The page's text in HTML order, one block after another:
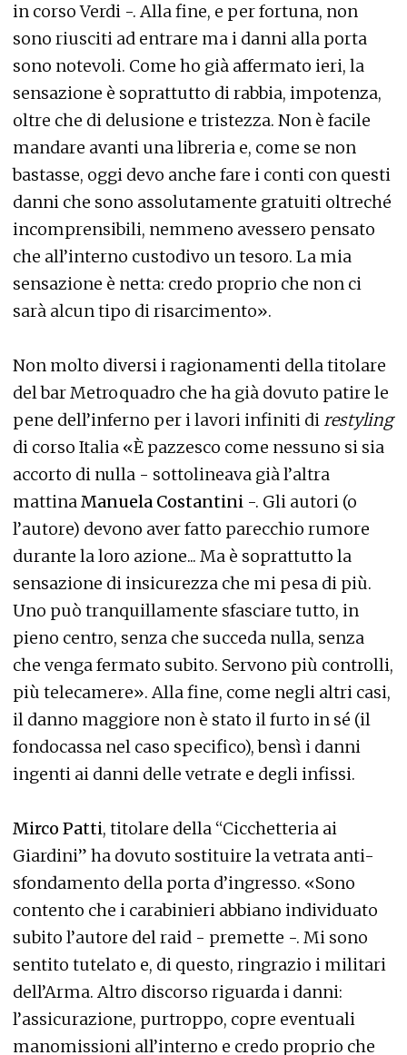
in corso Verdi -. Alla fine, e per fortuna, non
sono riusciti ad entrare ma i danni alla porta
sono notevoli. Come ho già affermato ieri, la
sensazione è soprattutto di rabbia, impotenza,
oltre che di delusione e tristezza. Non è facile
mandare avanti una libreria e, come se non
bastasse, oggi devo anche fare i conti con questi
danni che sono assolutamente gratuiti oltreché
incomprensibili, nemmeno avessero pensato
che all’interno custodivo un tesoro. La mia
sensazione è netta: credo proprio che non ci
sarà alcun tipo di risarcimento».
Non molto diversi i ragionamenti della titolare
del bar Metroquadro che ha già dovuto patire le
pene dell’inferno per i lavori infiniti direstyling
di corso Italia «È pazzesco come nessuno si sia
accorto di nulla - sottolineava già l’altra
mattinaManuela Costantini -. Gli autori (o
l’autore) devono aver fatto parecchio rumore
durante la loro azione... Ma è soprattutto la
sensazione di insicurezza che mi pesa di più.
Uno può tranquillamente sfasciare tutto, in
pieno centro, senza che succeda nulla, senza
che venga fermato subito. Servono più controlli,
più telecamere». Alla fine, come negli altri casi,
il danno maggiore non è stato il furto in sé (il
fondocassa nel caso specifico), bensì i danni
ingenti ai danni delle vetrate e degli infissi.
Mirco Patti, titolare della “Cicchetteria ai
Giardini” ha dovuto sostituire la vetrata anti-
sfondamento della porta d’ingresso. «Sono
contento che i carabinieri abbiano individuato
subito l’autore del raid - premette -. Mi sono
sentito tutelato e, di questo, ringrazio i militari
dell’Arma. Altro discorso riguarda i danni:
l’assicurazione, purtroppo, copre eventuali
manomissioni all’interno e credo proprio che